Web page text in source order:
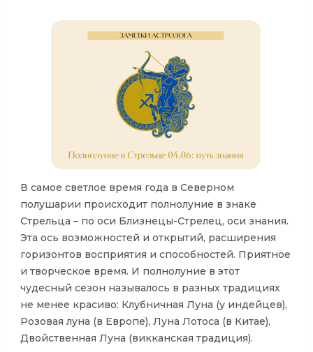
В самое светлое время года в Северном
полушарии происходит полнолуние в знаке
Стрельца – по оси Близнецы-Стрелец, оси знания.
Эта ось возможностей и открытий, расширения
горизонтов восприятия и способностей. Приятное
и творческое время. И полнолуние в этот
чудесный сезон называлось в разных традициях
не менее красиво: Клубничная Луна (у индейцев),
Розовая луна (в Европе), Луна Лотоса (в Китае),
Двойственная Луна (викканская традиция).